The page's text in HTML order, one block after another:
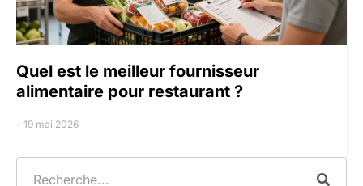
Quel est le meilleur fournisseur
alimentaire pour restaurant ?
19 mai 2026